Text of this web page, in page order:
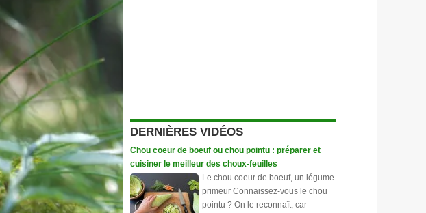
DERNIÈRES VIDÉOS
Chou coeur de boeuf ou chou pointu : préparer et
cuisiner le meilleur des choux-feuilles
Le chou coeur de boeuf, un légume
primeur Connaissez-vous le chou
pointu ? On le reconnaît, car